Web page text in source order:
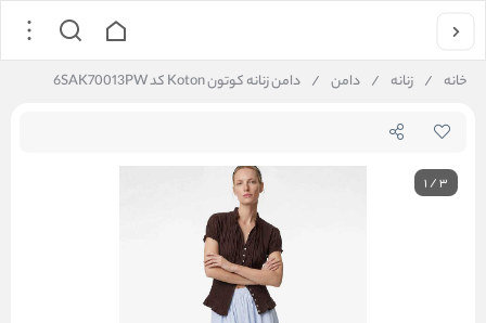
خانه / زنانه / دامن / دامن زنانه کوتون Koton کد 6SAK70013PW
1/3